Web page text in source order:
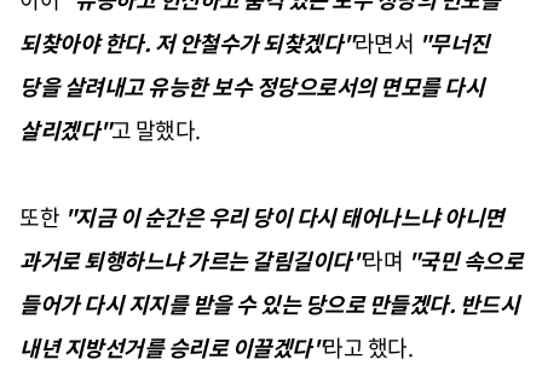
되찾아야 한다. 저 안철수가 되찾겠다"라면서 "무너진
당을 살려내고 유능한 보수 정당으로서의 면모를 다시
살리겠다"고 말했다.
또한 "지금 이 순간은 우리 당이 다시 태어나느냐 아니면
과거로 퇴행하느냐 가르는 갈림길이다"라며 "국민 속으로
들어가 다시 지지를 받을 수 있는 당으로 만들겠다. 반드시
내년 지방선거를 승리로 이끌겠다"라고 했다.